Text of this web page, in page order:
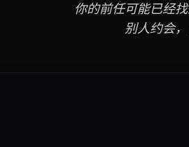
你的前任可能已经
别人约会